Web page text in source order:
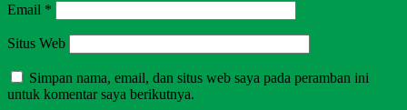
Email *
Situs Web
Simpan nama, email, dan situs web saya pada peramban ini
untuk komentar saya berikutnya.